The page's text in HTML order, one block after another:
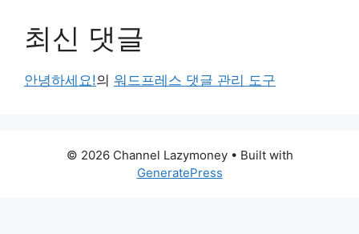
최신 댓글
안녕하세요!의 워드프레스 댓글 관리 도구
© 2026 Channel Lazymoney• Built with
GeneratePress